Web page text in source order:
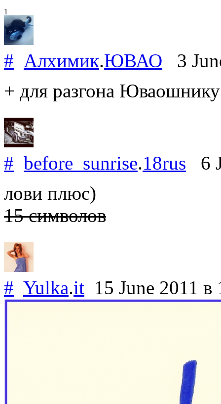
1
# Алхимик.ЮВАО 3
+ для разгона Юваошнику
# before_sunrise.18rus 6
лови плюс)
15 символов
# Yulka.it 15 June 2011 в